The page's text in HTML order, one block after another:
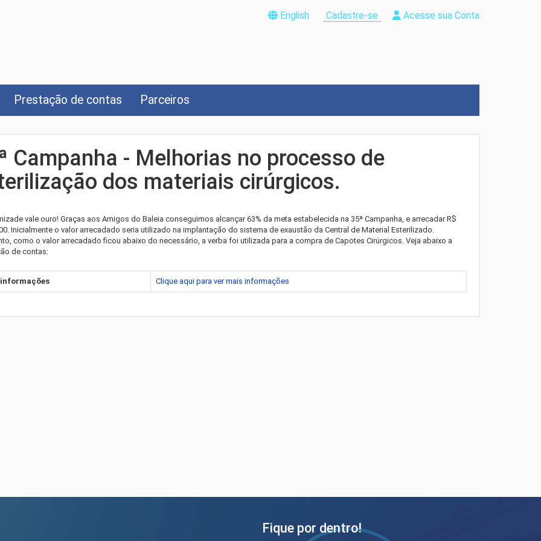
English Cadastre-se Acesse sua Conta
Prestação de contas Parceiros
Campanha - Melhorias no processo de
dos materiais cirúrgicos.
vale ouro! Graças aos Amigos do Baleia conseguimos alcançar 63% da meta estabelecida na 35ª Campanha, e arrecadar R$
Inicialmente o valor arrecadado seria utilizado na implantação do sistema de exaustão da Central de Material Esterilizado.
como o valor arrecadado ficou abaixo do necessário, a verba foi utilizada para a compra de Capotes Cirúrgicos. Veja abaixo a
de contas:
Clique aqui para ver mais informações
Fique por dentro!